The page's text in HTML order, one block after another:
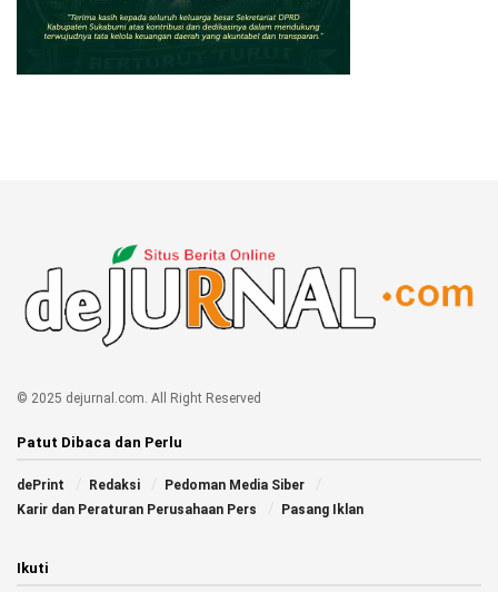
© 2025 dejurnal.com. All Right Reserved
Patut Dibaca dan Perlu
dePrint Redaksi
Pedoman Media Siber
Karir dan Peraturan Perusahaan Pers
Pasang Iklan
Ikuti